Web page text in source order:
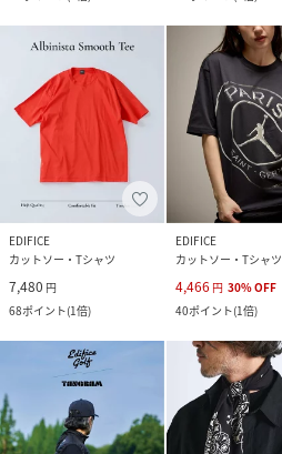
EDIFICE
カットソー・Tシャツ
7,480 円
68ポイント(1倍)
EDIFICE
カットソー・Tシャツ
4,466 円 30%OFF
40ポイント(1倍)